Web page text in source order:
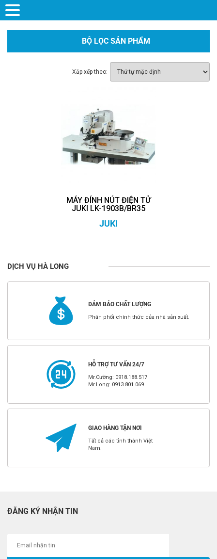
BỘ LỌC SẢN PHẨM
Xắp xếp theo:
MÁY ĐÍNH NÚT ĐIỆN TỬ
JUKI LK-1903B/BR35
JUKI
DỊCH VỤ HÀ LONG
ĐẢM BẢO CHẤT LƯỢNG
Phân phối chính thức của nhà sản xuất.
HỖ TRỢ TƯ VẤN 24/7
Mr.Cường: 0918.188.517
Mr.Long: 0913.801.069
GIAO HÀNG TẬN NƠI
Tất cả các tỉnh thành Việt
Nam.
ĐĂNG KÝ NHẬN TIN